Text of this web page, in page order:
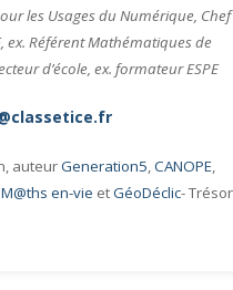
les Usages du Numérique,
ex. Référent Mathématiques de
d’école, ex. formateur ESPE
auteurGeneration5,CANOPE,
M@ths en-vie etGéoDéclic-